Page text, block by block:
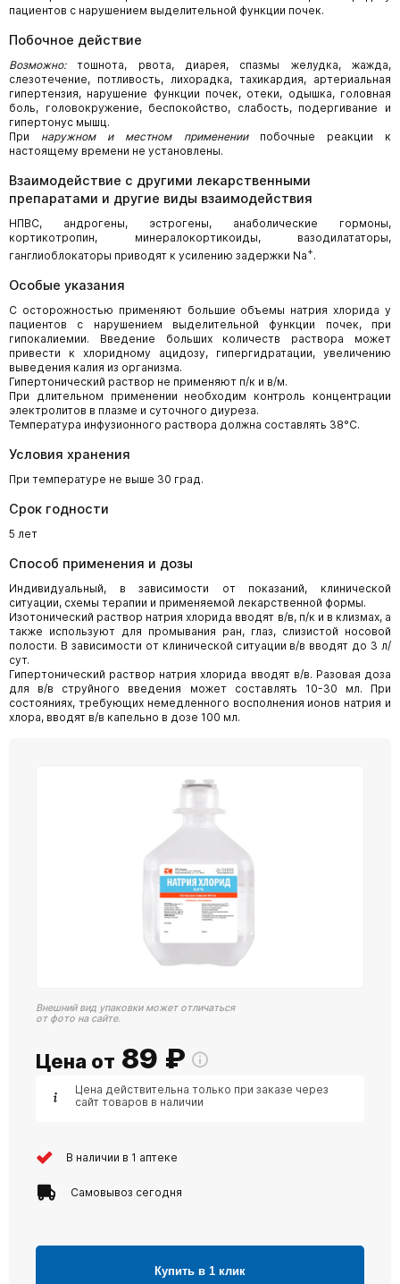
пациентов с нарушением выделительной функции почек.
Побочное действие
Возможно:тошнота, рвота, диарея, спазмы желудка, жажда,
слезотечение, потливость, лихорадка, тахикардия, артериальная
гипертензия, нарушение функции почек, отеки, одышка, головная
боль, головокружение, беспокойство, слабость, подергивание и
гипертонус мышц.
При наружном и местном применениипобочные реакции к
настоящему времени не установлены.
Взаимодействие с другими лекарственными
препаратами и другие виды взаимодействия
НПВС, андрогены, эстрогены, анаболические гормоны,
кортикотропин, минералокортикоиды, вазодилататоры,
ганглиоблокаторы приводят к усилению задержки Na+.
Особые указания
С осторожностью применяют большие объемы натрия хлорида у
пациентов с нарушением выделительной функции почек, при
гипокалиемии. Введение больших количеств раствора может
привести к хлоридному ацидозу, гипергидратации, увеличению
выведения калия из организма.
Гипертонический раствор не применяют п/к и в/м.
При длительном применении необходим контроль концентрации
электролитов в плазме и суточного диуреза.
Температура инфузионного раствора должна составлять 38°С.
Условия хранения
При температуре не выше 30 град.
Срок годности
5 лет
Способ применения и дозы
Индивидуальный, в зависимости от показаний, клинической
ситуации, схемы терапии и применяемой лекарственной формы.
Изотонический раствор натрия хлорида вводят в/в, п/к и в клизмах, а
также используют для промывания ран, глаз, слизистой носовой
полости. В зависимости от клинической ситуации в/в вводят до 3 л/
сут.
Гипертонический раствор натрия хлорида вводят в/в. Разовая доза
для в/в струйного введения может составлять 10-30 мл. При
состояниях, требующих немедленного восполнения ионов натрия и
хлора, вводят в/в капельно в дозе 100 мл.
Внешний вид упаковки может отличаться
от фото на сайте.
Цена от 89 ₽
Цена действительна только при заказе через
сайт товаров в наличии
В наличии в 1 аптеке
Самовывоз сегодня
Купить в 1 клик